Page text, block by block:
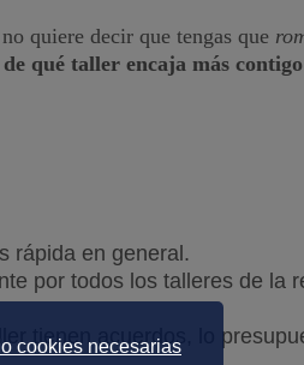
quiere decir que tengas que
qué taller encaja más
rápida en general.
por todos los talleres de la
tienen acuerdos, lo
cookies necesarias